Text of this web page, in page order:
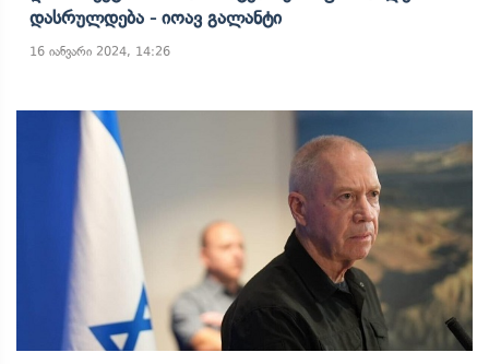
Დასრულდება - Იოავ Გალანტი
16 იანვარი 2024, 14:26